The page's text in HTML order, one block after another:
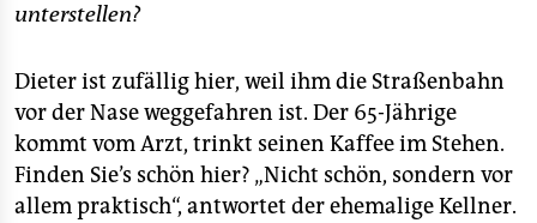
unterstellen?
Dieter ist zufällig hier, weil ihm die Straßenbahn
vor der Nase weggefahren ist. Der 65-Jährige
kommt vom Arzt, trinkt seinen Kaffee im Stehen.
Finden Sie’s schön hier? „Nicht schön, sondern vor
allem praktisch“, antwortet der ehemalige Kellner.